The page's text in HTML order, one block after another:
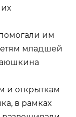
им
младшей
и открыткам
в рамках